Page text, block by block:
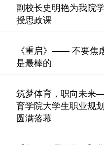
副校长史明艳为我院
授思政课
《重启》—— 不要焦
是最棒的
筑梦体育，职向未
育学院大学生职业规
圆满落幕